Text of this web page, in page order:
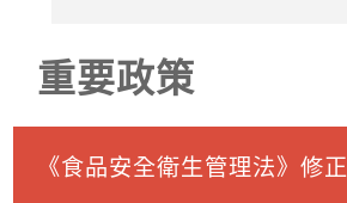
重要政策
《食品安全衛生管理法》修正